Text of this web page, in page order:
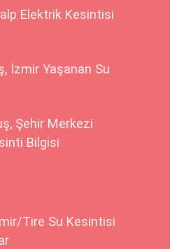
Elektrik Kesintisi
İzmir Yaşanan Su
Şehir Merkezi
Bilgisi
Tire Su Kesintisi